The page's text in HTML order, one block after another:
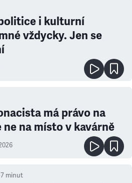
i kulturní
vždycky. Jen se
má právo na
ne na místo v kavárně
7 minut